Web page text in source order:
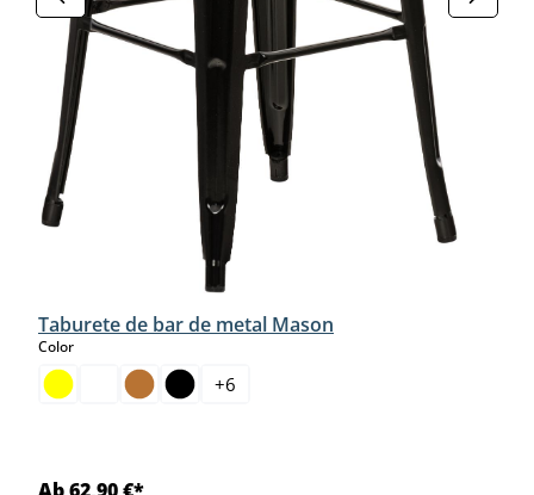
Taburete de bar de metal Mason
Colorselect
+6
Ab 62,90 €*